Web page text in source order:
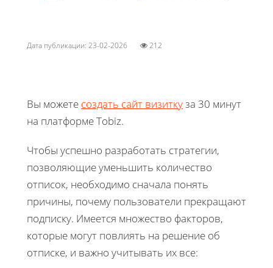
Дата публикации: 23-02-2026 212
Вы можете создать сайт визиткуза 30 минут
на платформе Tobiz.
Чтобы успешно разработать стратегии,
позволяющие уменьшить количество
отписок, необходимо сначала понять
причины, почему пользователи прекращают
подписку. Имеется множество факторов,
которые могут повлиять на решение об
отписке, и важно учитывать их все: